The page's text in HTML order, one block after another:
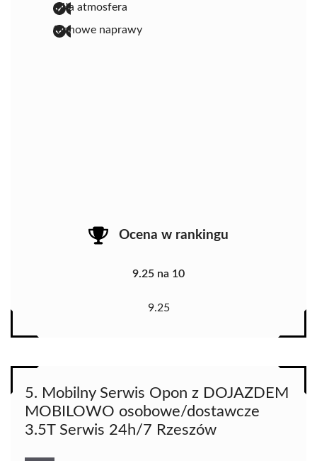
miła atmosfera
fachowe naprawy
Ocena w rankingu
9.25 na 10
9.25
5. Mobilny Serwis Opon z DOJAZDEM
MOBILOWO osobowe/dostawcze
3.5T Serwis 24h/7 Rzeszów